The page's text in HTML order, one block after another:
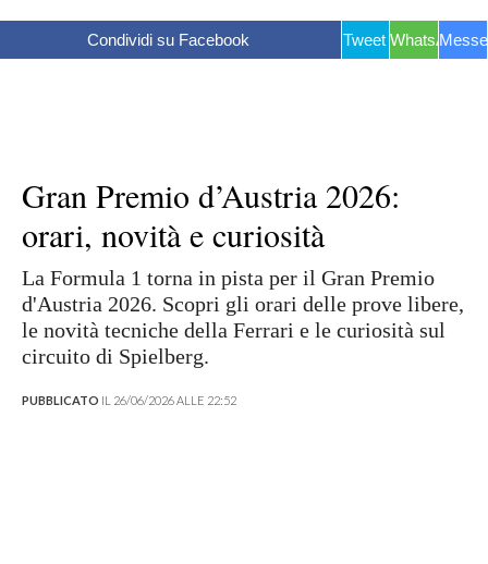
Condividi su Facebook Tweet WhatsApp
Gran Premio d’Austria 2026:
orari, novità e curiosità
La Formula 1 torna in pista per il Gran Premio
d'Austria 2026. Scopri gli orari delle prove libere,
le novità tecniche della Ferrari e le curiosità sul
circuito di Spielberg.
PUBBLICATO IL 26/06/2026 ALLE 22:52